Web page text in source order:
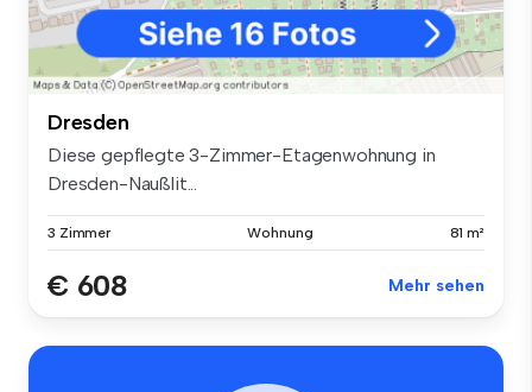
Dresden
Diese gepflegte 3-Zimmer-Etagenwohnung in
Dresden-Naußlit...
3 Zimmer Wohnung 81 m²
€ 608 Mehr sehen